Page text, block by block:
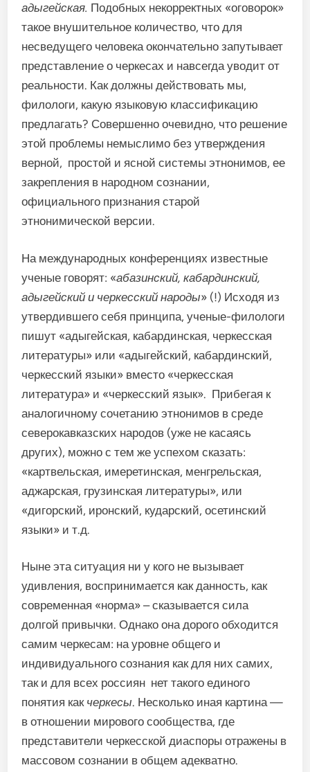
адыгейская. Подобных некорректных «оговорок»
такое внушительное количество, что для
несведущего человека окончательно запутывает
представление о черкесах и навсегда уводит от
реальности. Как должны действовать мы,
филологи, какую языковую классификацию
предлагать? Совершенно очевидно, что решение
этой проблемы немыслимо без утверждения
верной, простой и ясной системы этнонимов, ее
закрепления в народном сознании,
официального признания старой
этнонимической версии.
На международных конференциях известные
ученые говорят: «абазинский, кабардинский,
адыгейский и черкесский народы» (!) Исходя из
утвердившего себя принципа, ученые-филологи
пишут «адыгейская, кабардинская, черкесская
литературы» или «адыгейский, кабардинский,
черкесский языки» вместо «черкесская
литература» и «черкесский язык». Прибегая к
аналогичному сочетанию этнонимов в среде
северокавказских народов (уже не касаясь
других), можно с тем же успехом сказать:
«картвельская, имеретинская, менгрельская,
аджарская, грузинская литературы», или
«дигорский, иронский, кударский, осетинский
языки» и т.д.
Ныне эта ситуация ни у кого не вызывает
удивления, воспринимается как данность, как
современная «норма» – сказывается сила
долгой привычки. Однако она дорого обходится
самим черкесам: на уровне общего и
индивидуального сознания как для них самих,
так и для всех россиян нет такого единого
понятия как черкесы. Несколько иная картина —
в отношении мирового сообщества, где
представители черкесской диаспоры отражены в
массовом сознании в общем адекватно.